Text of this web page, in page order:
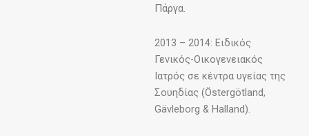
Πάργα.
2013 – 2014: Ειδικός
Γενικός-Οικογενειακός
Ιατρός σε κέντρα υγείας της
Σουηδίας (Östergötland,
Gävleborg & Halland).